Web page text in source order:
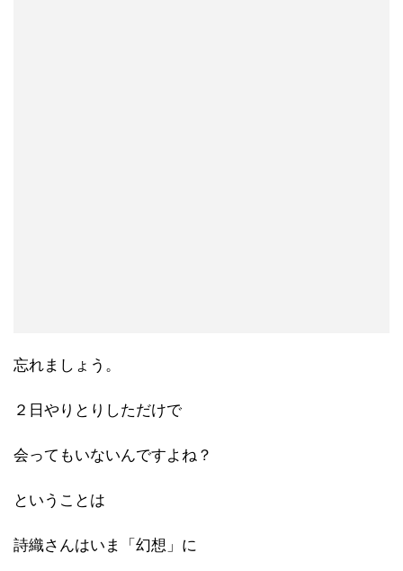
忘れましょう。
２日やりとりしただけで
会ってもいないんですよね？
ということは
詩織さんはいま「幻想」に